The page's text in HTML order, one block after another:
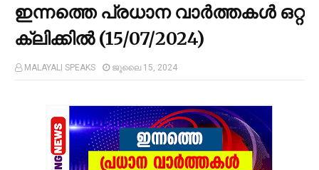
ഇന്നത്തെ പ്രധാന വാർത്തകൾ ഒറ്റ
ക്ലിക്കിൽ (15/07/2024)
MALAYALI SPEAKS ജൂലൈ 15, 2024